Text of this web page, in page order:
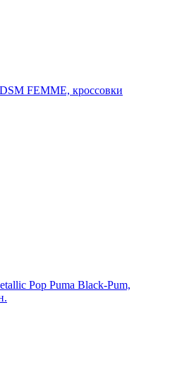
FEMME, кроссовки
Pop Puma Black-Pum,